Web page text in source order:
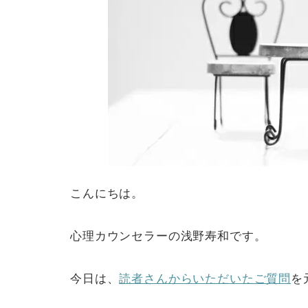
こんにちは。
心理カウンセラーの浅野寿和です。
今日は、読者さんからいただいたご質問 を